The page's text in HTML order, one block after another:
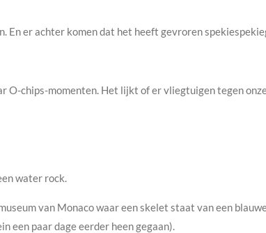
En er achter komen dat het heeft gevroren
O-chips-momenten. Het lijkt of er vliegtuigen tegen
water rock.
van Monaco waar een skelet staat van een
een paar dage eerder heen gegaan).